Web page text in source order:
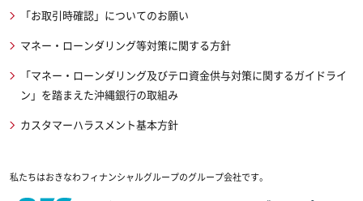
私たちはおきなわフィナンシャルグループのグループ会社です。
「お取引時確認」についてのお願い
マネー・ローンダリング等対策に関する方針
「マネー・ローンダリング及びテロ資金供与対策に関するガイドライ
ン」を踏まえた沖縄銀行の取組み
カスタマーハラスメント基本方針